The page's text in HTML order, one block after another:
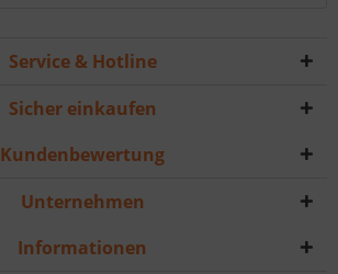
Service & Hotline
Sicher einkaufen
Kundenbewertung
Unternehmen
Informationen